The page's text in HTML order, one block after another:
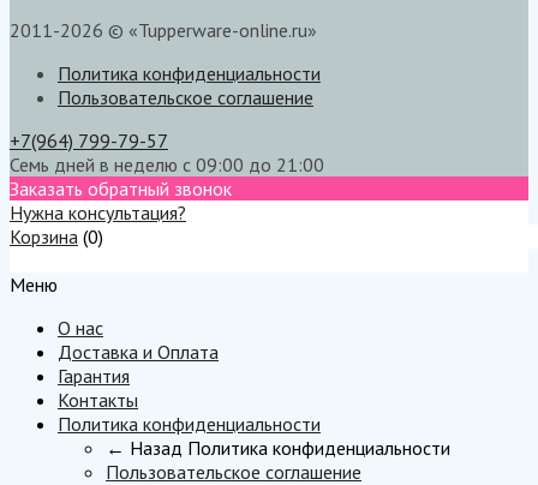
2011-2026 © «Tupperware-online.ru»
Политика конфиденциальности
Пользовательское соглашение
+7(964) 799-79-57
Семь дней в неделю с 09:00 до 21:00
Заказать обратный звонок
Нужна консультация?
Корзина (0)
Меню
О нас
Доставка и Оплата
Гарантия
Контакты
Политика конфиденциальности
← Назад Политика конфиденциальности
Пользовательское соглашение